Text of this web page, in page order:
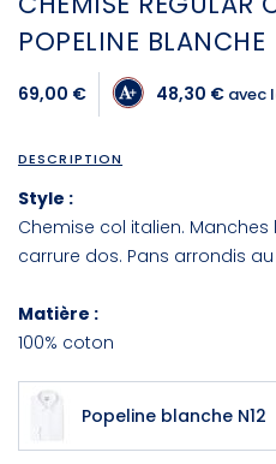
POPELINE BLANCHE
69,00 € 48,30 € avec
DESCRIPTION
Style :
Chemise col italien.
carrure dos. Pans arrondis
Matière :
100% coton
Popeline blanche N12